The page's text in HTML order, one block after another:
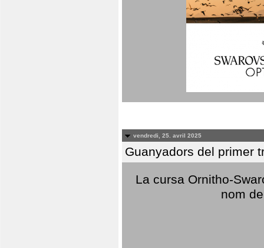
vendredi, 25. avril 2025
Guanyadors del primer
La cursa Ornitho-
nom